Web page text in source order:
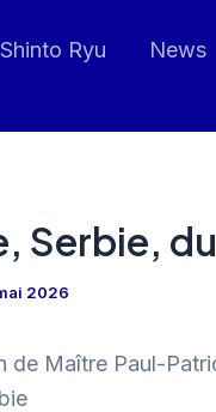
Ryu News
Serbie,
2026
de Maître Paul-